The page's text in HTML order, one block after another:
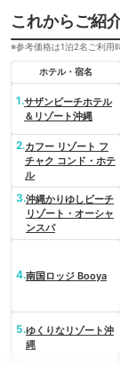
これからご紹
※参考価格は1泊2名ご利用
ホテル・宿名
1.サザンビーチホテル
＆リゾート沖縄
2.カフー リゾート フ
チャク コンド・ホテ
ル
3.沖縄かりゆしビーチ
リゾート・オーシャ
ンスパ
4.南国ロッジ Booya
5.ゆくりなリゾート沖
縄